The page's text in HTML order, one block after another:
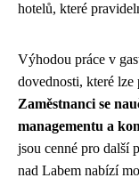
hotelů, které
Výhodou práce v
dovednosti, které
Zaměstnanci se
managementu a
jsou cenné pro další
nad Labem nabízí